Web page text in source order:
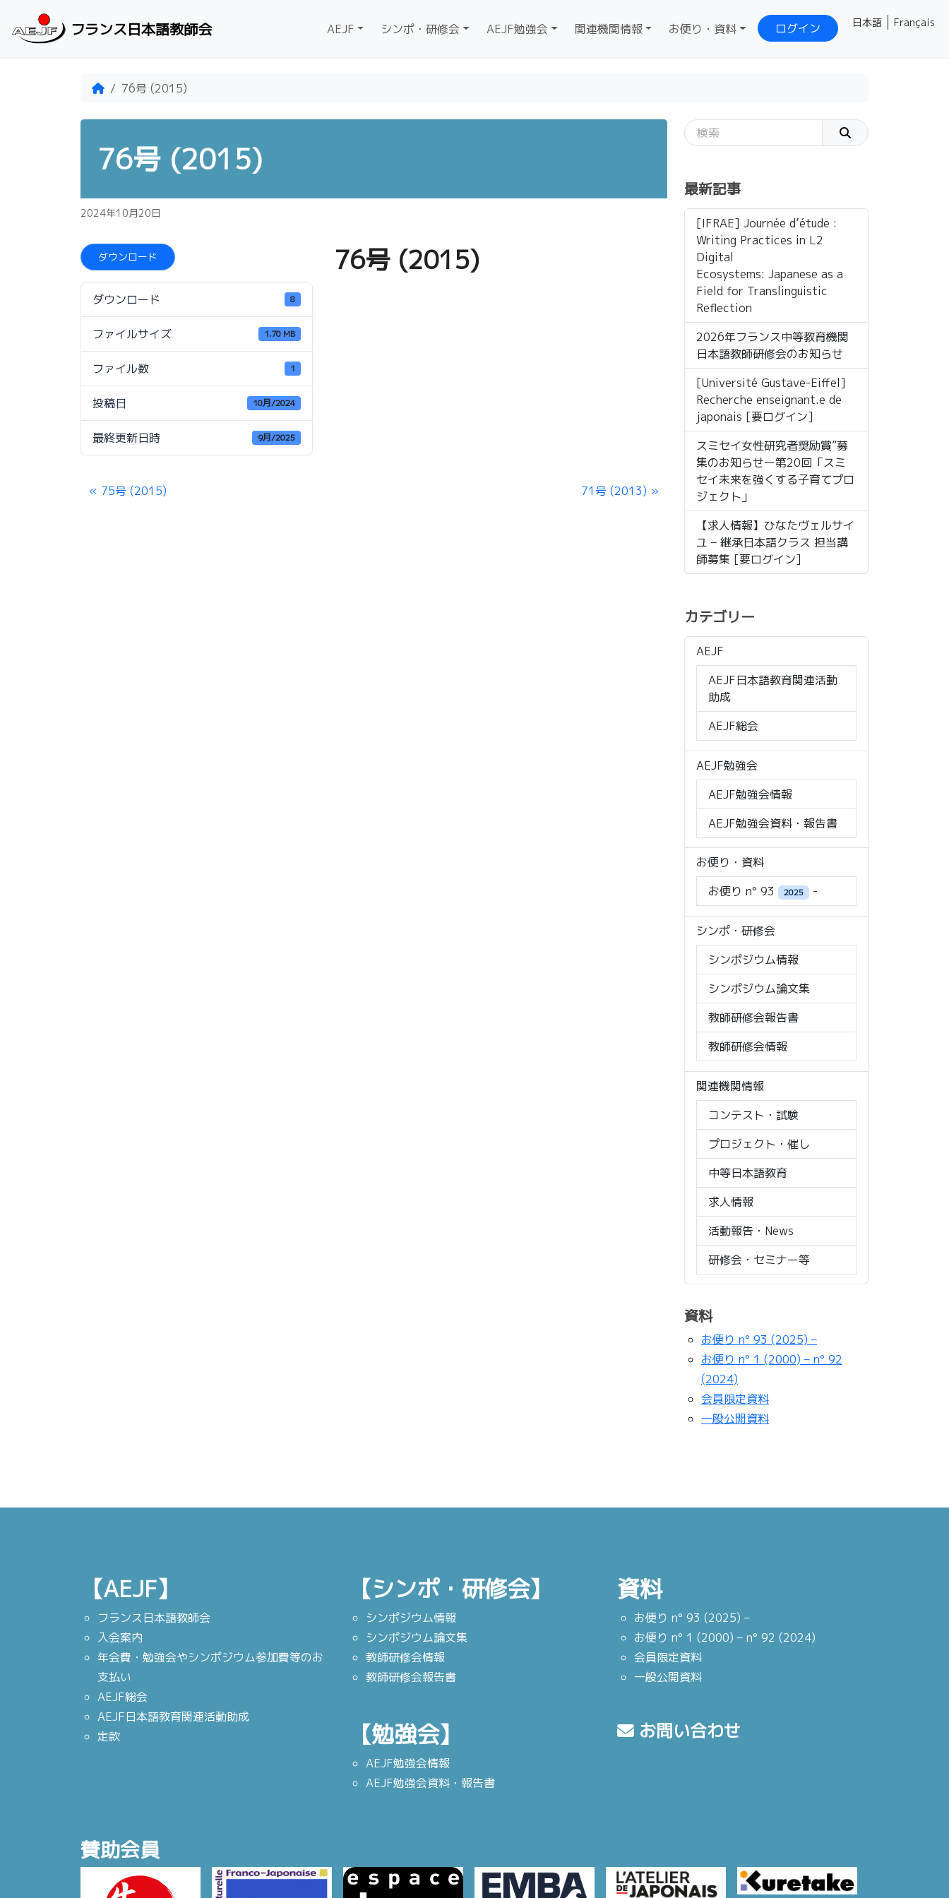
フランス日本語教師会 AEJF シンポ・研修会 AEJF勉強会 関連機関情報 お便り・資料 ログイン Français
日本語
Home76号 (2015)
76号 (2015)
2024年10月20日
ダウンロード
ダウンロード 8
ファイルサイズ 1.70 MB
ファイル数 1
投稿日 10月/2024
最終更新日時 9月/2025
76号 (2015)
75号 (2015) 71号 (2013)
最新記事
[IFRAE] Journée d’étude :
Writing Practices in L2
Digital
Ecosystems: Japanese as a
Field for Translinguistic
Reflection
2026年フランス中等教育機関
日本語教師研修会のお知らせ
[Université Gustave-Eiffel]
Recherche enseignant.e de
japonais [要ログイン]
スミセイ女性研究者奨励賞”募
集のお知らせー第20回「スミ
セイ未来を強くする子育てプロ
ジェクト」
【求人情報】ひなたヴェルサイ
ユ – 継承日本語クラス 担当講
師募集 [要ログイン]
カテゴリー
AEJF
AEJF日本語教育関連活動
助成
AEJF総会
AEJF勉強会
AEJF勉強会情報
AEJF勉強会資料・報告書
お便り・資料
お便り n° 93
2025 -
シンポ・研修会
シンポジウム情報
シンポジウム論文集
教師研修会報告書
教師研修会情報
関連機関情報
コンテスト・試験
プロジェクト・催し
中等日本語教育
求人情報
活動報告・News
研修会・セミナー等
資料
お便り n° 93 (2025) –
お便り n° 1 (2000) – n° 92
(2024)
会員限定資料
一般公開資料
【AEJF】
フランス日本語教師会
入会案内
年会費・勉強会やシンポジウム参加費等のお
支払い
AEJF総会
AEJF日本語教育関連活動助成
定款
【シンポ・研修会】
シンポジウム情報
シンポジウム論文集
教師研修会情報
教師研修会報告書
【勉強会】
AEJF勉強会情報
AEJF勉強会資料・報告書
資料
お便り n° 93 (2025) –
お便り n° 1 (2000) – n° 92 (2024)
会員限定資料
一般公開資料
お問い合わせ
賛助会員